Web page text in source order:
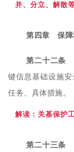
并、分立、解散
第四章 保障
第二十二条
键信息基础设施
任务、具体措施。
解读：关基保护
第二十三条